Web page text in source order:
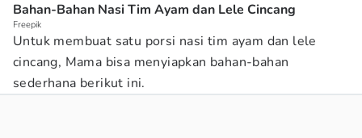
Bahan-Bahan Nasi Tim Ayam dan Lele Cincang
Freepik
Untuk membuat satu porsi nasi tim ayam dan lele
cincang, Mama bisa menyiapkan bahan-bahan
sederhana berikut ini.